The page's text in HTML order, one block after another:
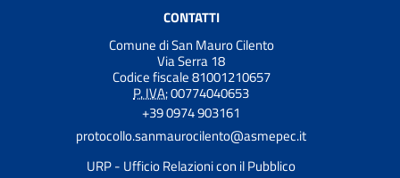
CONTATTI
Comune di San Mauro Cilento
Via Serra 18
Codice fiscale 81001210657
P. IVA:00774040653
+39 0974 903161
protocollo.sanmaurocilento@asmepec.it
URP - Ufficio Relazioni con il Pubblico